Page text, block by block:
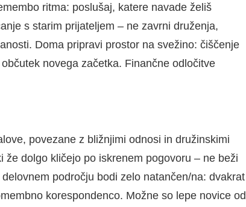
ritma: poslušaj, katere navade želiš
s starim prijateljem – ne zavrni druženja,
Doma pripravi prostor na svežino: čiščenje
novega začetka. Finančne odločitve
povezane z bližnjimi odnosi in družinskimi
že dolgo kličejo po iskrenem pogovoru – ne beži
področju bodi zelo natančen/na: dvakrat
korespondenco. Možne so lepe novice od